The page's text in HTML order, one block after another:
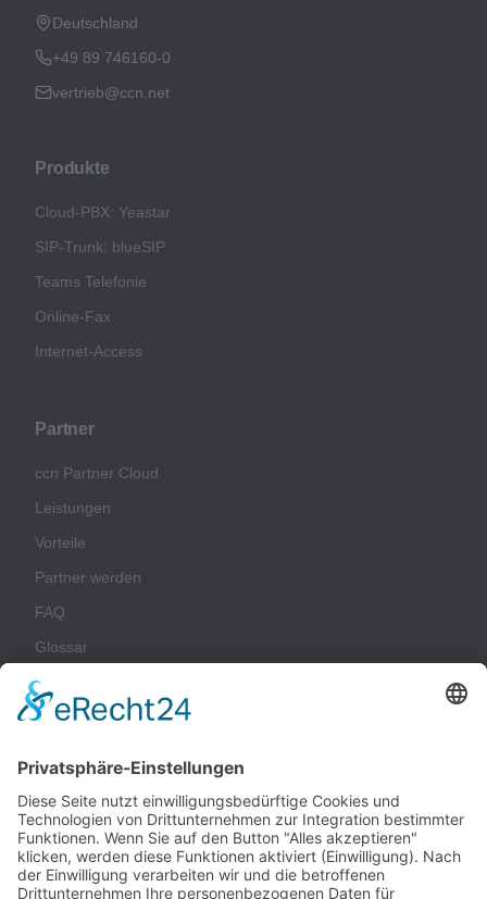
Deutschland
+49 89 746160-0
vertrieb@ccn.net
Produkte
Cloud-PBX: Yeastar
SIP-Trunk: blueSIP
Teams Telefonie
Online-Fax
Internet-Access
Partner
ccn Partner Cloud
Leistungen
Vorteile
Partner werden
FAQ
Glossar
Unternehmen
Impressum
Datenschutz
AGB
Nachhaltigkeit